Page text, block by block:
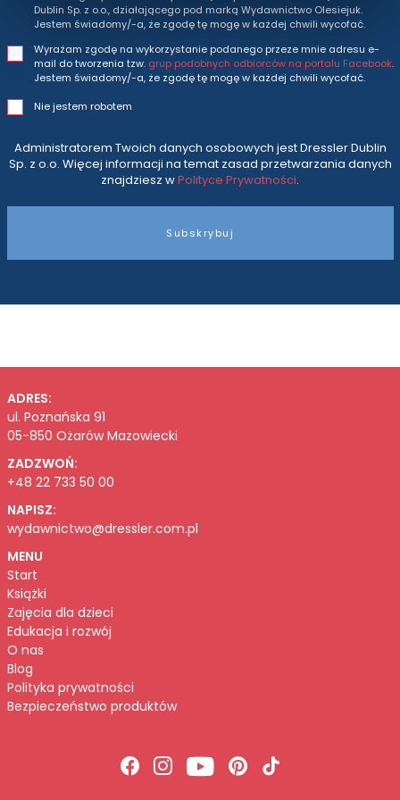
Dublin Sp. z o.o., działającego pod marką Wydawnictwo Olesiejuk.
Jestem świadomy/-a, że zgodę tę mogę w każdej chwili wycofać.
Wyrażam zgodę na wykorzystanie podanego przeze mnie adresu e-
mail do tworzenia tzw. grup podobnych odbiorców na portalu Facebook.
Jestem świadomy/-a, że zgodę tę mogę w każdej chwili wycofać.
Nie jestem robotem
Administratorem Twoich danych osobowych jest Dressler Dublin
Sp. z o.o. Więcej informacji na temat zasad przetwarzania danych
znajdziesz wPolityce Prywatności.
Subskrybuj
ADRES:
ul. Poznańska 91
05-850 Ożarów Mazowiecki
ZADZWOŃ:
+48 22 733 50 00
NAPISZ:
wydawnictwo@dressler.com.pl
MENU
Start
Książki
Zajęcia dla dzieci
Edukacja i rozwój
O nas
Blog
Polityka prywatności
Bezpieczeństwo produktów